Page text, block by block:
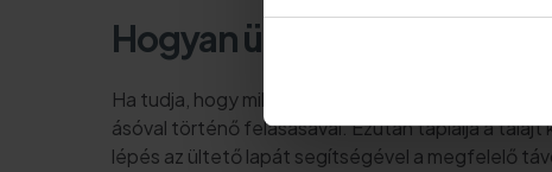
Hogyan ültessük a
Ha tudja, hogy mikor kell burgonyát ültetni a
ásóval történő felásásával. Ezután táplálja a
lépés az ültető lapát segítségével a megfelelő